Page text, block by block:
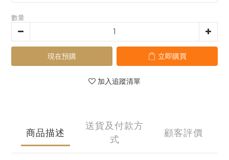
數量
現在預購 立即購買
加入追蹤清單
商品描述
送貨及付款方
式
顧客評價